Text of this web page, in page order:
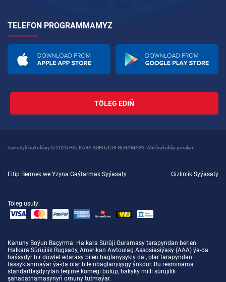
TELEFON PROGRAMMAMYZ
TÖLEG EDIŇ
Awtorlyk hukuklary © 2026 HALKARA SÜRÜJILIK GURAMASY. Ähli hukuklar goralan
Eltip Bermek we Yzyna Gaýtarmak Syýasaty Gizlinlik Syýasaty
Töleg usuly:
Kanuny Boýun Baçyrma: Halkara Sürüji Guramasy tarapyndan berlen
Halkara Sürüjilik Rugsady, Amerikan Awtoulag Assosiasiýasy (AAA) ýa-da
haýsydyr bir döwlet edarasy bilen baglanyşykly däl, olar tarapyndan
tassyklanmaýar ýa-da olar bile nbaglanyşygy ýokdur. Bu resminama
standartlaşdyrylan terjime kömegi bolup, hakyky milli sürüjilik
şahadatnamasynyň ornuny tutmaýar.